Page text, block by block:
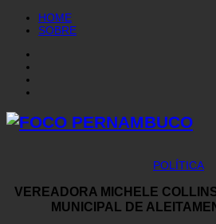
HOME
SOBRE
POLÍTICA
VEREADORA MICHELE
MUNICIPAL DE